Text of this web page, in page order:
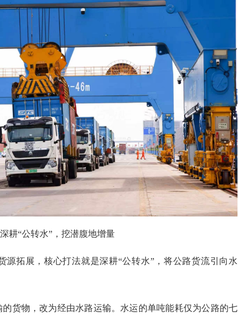
耕“公转水”，挖潜腹地增量
源拓展，核心打法就是深耕“公转水”，将公路货流引向水
货物，改为经由水路运输。水运的单吨能耗仅为公路的七
坛 交通运输执法“我是大队长”主题活动